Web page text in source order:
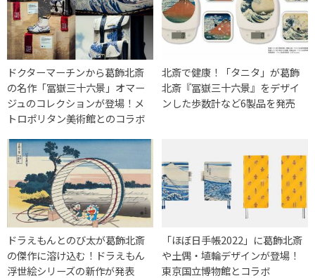
ドクターマーチンから葛飾北斎
の名作「冨嶽三十六景」オマー
ジュのコレクションが登場！メ
トロポリタン美術館とのコラボ
北斎で健康！「タニタ」が葛飾
北斎『冨嶽三十六景』をデザイ
ンした歩数計など6製品を発売
ドラえもんとのび太が葛飾北斎
の傑作に溶け込む！ドラえもん
浮世絵シリーズの新作が発表
「ほぼ日手帳2022」に葛飾北斎
や土偶・埴輪デザインが登場！
東京国立博物館とコラボ